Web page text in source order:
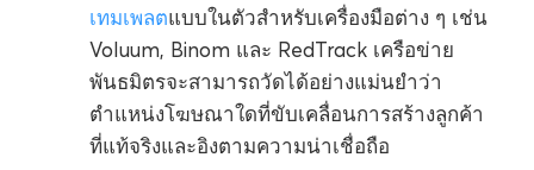
เทมเพลตแบบในตัวสำหรับเครื่องมือต่าง ๆ เช่น
Voluum, Binom และ RedTrack เครือข่าย
พันธมิตรจะสามารถวัดได้อย่างแม่นยำว่า
ตำแหน่งโฆษณาใดที่ขับเคลื่อนการสร้างลูกค้า
ที่แท้จริงและอิงตามความน่าเชื่อถือ